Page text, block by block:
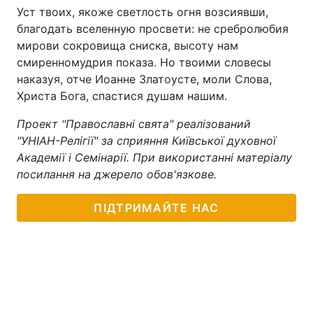
Уст твоих, якоже светлость огня возсиявши,
благодать вселенную просвети: не сребролюбия
мирови сокровища сниска, высоту нам
смиренномудрия показа. Но твоими словесы
наказуя, отче Иоанне Златоусте, моли Слова,
Христа Бога, спастися душам нашим.
Проект "Православні свята" реалізований
"УНІАН-Релігії" за сприяння Київської духовної
Академії і Семінарії. При використанні матеріалу
посилання на джерело обов'язкове.
ПІДТРИМАЙТЕ НАС